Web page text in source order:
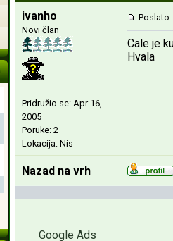
ivanho
Novi član
Pridružio se: Apr 16,
2005
Poruke: 2
Lokacija: Nis
Poslato:
Cale je
Hvala
Nazad na vrh
Google Ads